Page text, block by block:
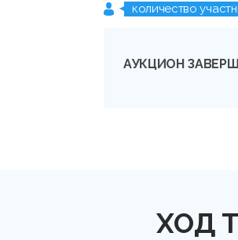
количество
АУКЦИОН
ХОД